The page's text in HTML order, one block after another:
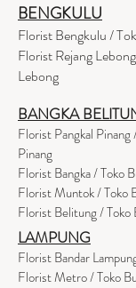
BENGKULU
Florist Bengkulu /
Florist Rejang
Lebong
BANGKA
Florist Pangkal Pinang
Pinang
Florist Bangka / Toko
Florist Muntok / Toko
Florist Belitung / Toko
LAMPUNG
Florist Bandar
Florist Metro / Toko